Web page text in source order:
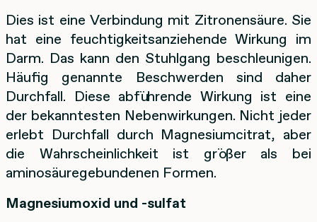
Dies ist eine Verbindung mit Zitronensäure. Sie
hat eine feuchtigkeitsanziehende Wirkung im
Darm. Das kann den Stuhlgang beschleunigen.
Häufig genannte Beschwerden sind daher
Durchfall. Diese abführende Wirkung ist eine
der bekanntesten Nebenwirkungen. Nicht jeder
erlebt Durchfall durch Magnesiumcitrat, aber
die Wahrscheinlichkeit ist größer als bei
aminosäuregebundenen Formen.
Magnesiumoxid und -sulfat